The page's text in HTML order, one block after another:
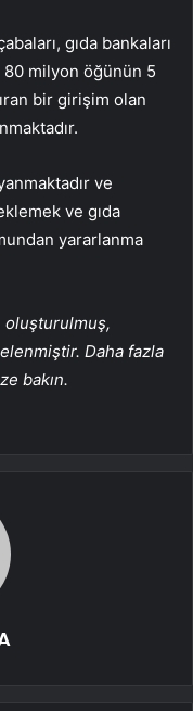
gıda bankaları
milyon öğünün 5
bir girişim olan
ve
ve gıda
yararlanma
oluşturulmuş,
Daha fazla
bakın.